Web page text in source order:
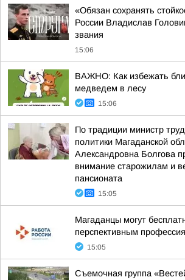
«Обязан сохранять
России Владислав
звания
15:06
ВАЖНО: Как избежать
медведем в лесу
15:06
По традиции министр
политики Магаданской
Александровна Болгова
внимание старожилам и
пансионата
15:05
Магаданцы могут
перспективным
15:05
Съемочная группа